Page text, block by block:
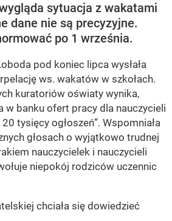
sytuacja z wakatami
dane nie są precyzyjne.
po 1 września.
pod koniec lipca wysłała
ws. wakatów w szkołach.
kuratoriów oświaty wynika,
w banku ofert pracy dla nauczycieli
tysięcy ogłoszeń”. Wspomniała
głosach o wyjątkowo trudnej
nauczycielek i nauczycieli
niepokój rodziców uczennic
chciała się dowiedzieć